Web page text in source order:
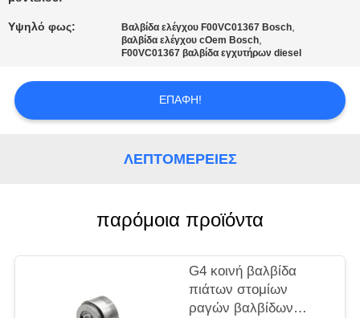
ΣΕ
ΜΕ
ΕΙΔΉΣΕΙΣ
PRIVACY
POLICY
Υψηλό φως: Βαλβίδα ελέγχου F00VC01367 Bosch,
βαλβίδα ελέγχου cOem Bosch,
F00VC01367 βαλβίδα εγχυτήρων diesel
ΕΠΑΦΉ!
ΛΕΠΤΟΜΈΡΕΙΕΣ
παρόμοια προϊόντα
G4 κοινή βαλβίδα
πιάτων στομίων
ραγών βαλβίδων